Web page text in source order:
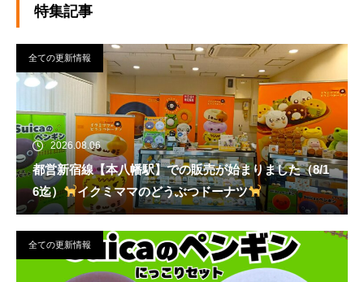
特集記事
全ての更新情報
2026.08.06
都営新宿線【本八幡駅】での販売が始まりました（8/1
6迄）
イクミママのどうぶつドーナツ
全ての更新情報